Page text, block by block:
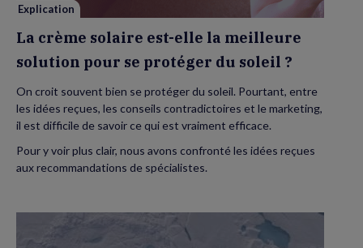
protéger
soleil
Explication
La crème solaire est-elle la meilleure
solution pour se protéger du soleil ?
On croit souvent bien se protéger du soleil. Pourtant, entre
les idées reçues, les conseils contradictoires et le marketing,
il est difficile de savoir ce qui est vraiment efficace.
Pour y voir plus clair, nous avons confronté les idées reçues
aux recommandations de spécialistes.